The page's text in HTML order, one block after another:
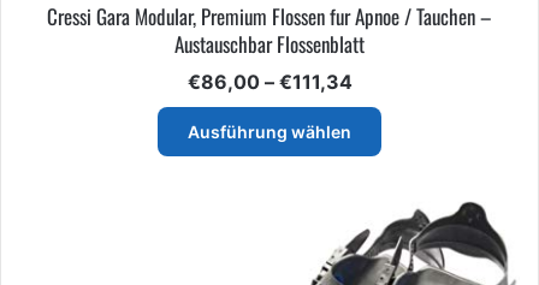
Cressi Gara Modular, Premium Flossen fur Apnoe / Tauchen –
Austauschbar Flossenblatt
€86,00 – €111,34Preisspanne:
€86,00
€111,34
Ausführung wählen
Dieses
Produkt
Varianten
auf.
Die